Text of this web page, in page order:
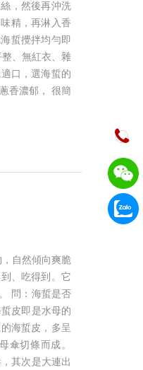
，然後再沖洗
精，再淋入香
蜇攪拌均勻即
、無紅衣、雜
口，選海蜇的
香濃郁， 很簡
自然傾向爽脆
、吃得到。它
問：海蜇是否
皮即是水母的
海蜇皮，多呈
傘切條而成。
其次是大連出